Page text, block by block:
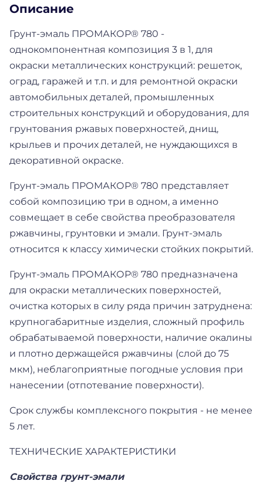
Описание
Грунт-эмаль ПРОМАКОР® 780 -
однокомпонентная композиция 3 в 1, для
окраски металлических конструкций: решеток,
оград, гаражей и т.п. и для ремонтной окраски
автомобильных деталей, промышленных
строительных конструкций и оборудования, для
грунтования ржавых поверхностей, днищ,
крыльев и прочих деталей, не нуждающихся в
декоративной окраске.
Грунт-эмаль ПРОМАКОР® 780 представляет
собой композицию три в одном, а именно
совмещает в себе свойства преобразователя
ржавчины, грунтовки и эмали. Грунт-эмаль
относится к классу химически стойких покрытий.
Грунт-эмаль ПРОМАКОР® 780 предназначена
для окраски металлических поверхностей,
очистка которых в силу ряда причин затруднена:
крупногабаритные изделия, сложный профиль
обрабатываемой поверхности, наличие окалины
и плотно держащейся ржавчины (слой до 75
мкм), неблагоприятные погодные условия при
нанесении (отпотевание поверхности).
Срок службы комплексного покрытия - не менее
5 лет.
ТЕХНИЧЕСКИЕ ХАРАКТЕРИСТИКИ
Свойства грунт-эмали